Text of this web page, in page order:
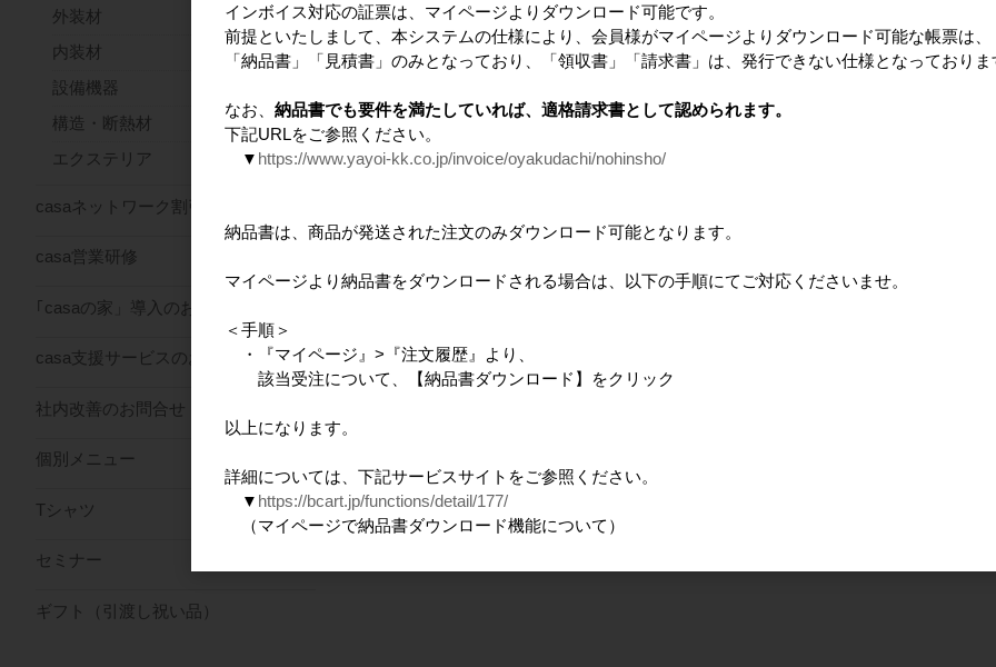
100冊 会員のみ公開
おすすめ商品
casa ビニールバッグ
（スタンプ風ロゴデザイ
ベーシックセット
外装材
内装材
設備機器
構造・断熱材
エクステリア
casaネットワーク割引サービス
casa営業研修
｢casaの家」導入のお問合せ
casa支援サービスのお問合せ
社内改善のお問合せ
個別メニュー
Tシャツ
セミナー
ギフト（引渡し祝い品）
インボイス対応の証票は、マイページよりダウンロード可能です。
前提といたしまして、本システムの仕様により、会員様がマイページよりダウンロード可能な帳票は、
「納品書」「見積書」のみとなっており、「領収書」「請求書」は、発行できない仕様となっておりま
なお、 納品書でも要件を満たしていれば、適格請求書として認められます。
下記URLをご参照ください。
▼ https://www.yayoi-kk.co.jp/invoice/oyakudachi/nohinsho/
納品書は、商品が発送された注文のみダウンロード可能となります。
マイページより納品書をダウンロードされる場合は、以下の手順にてご対応くださいませ。
＜手順＞
・『マイページ』>『注文履歴』より、
該当受注について、【納品書ダウンロード】をクリック
以上になります。
詳細については、下記サービスサイトをご参照ください。
▼ https://bcart.jp/functions/detail/177/
（マイページで納品書ダウンロード機能について）